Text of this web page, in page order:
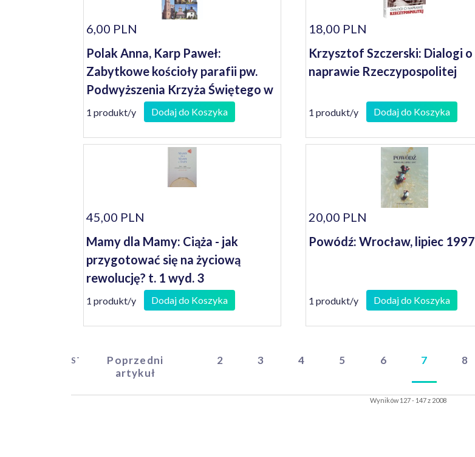
6,00 PLN
Polak Anna, Karp Paweł:
Zabytkowe kościoły parafii pw.
Podwyższenia Krzyża Świętego w
Bobrowicach: dziedzictwo
zachowane
1 produkt/y Dodaj do Koszyka
18,00 PLN
Krzysztof Szczerski: Dialogi o
naprawie Rzeczypospolitej
1 produkt/y Dodaj do Koszyka
45,00 PLN
Mamy dla Mamy: Ciąża - jak
przygotować się na życiową
rewolucję? t. 1 wyd. 3
1 produkt/y Dodaj do Koszyka
20,00 PLN
Powódź: Wrocław, lipiec 1997
1 produkt/y Dodaj do Koszyka
START
Poprzedni
artykuł
2 3 4 5 6 7 8
Wyników 127 - 147 z 2008